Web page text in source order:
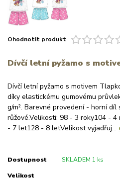
Ohodnotit produkt
Dívčí letní pyžamo s
Dívčí letní pyžamo s motivem
díky elastickému gumovému
g/m². Barevné provedení - horní
růžové.Velikosti: 98 - 3 roky104 -
- 7 let128 - 8 letVelikost vyjadřuj...
Dostupnost SKLADEM 1 ks
Velikost